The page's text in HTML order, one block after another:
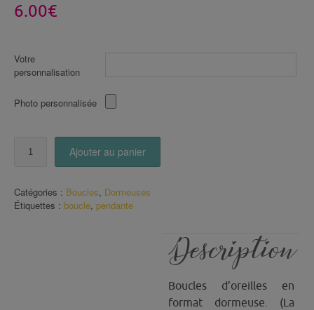
6.00€
Votre
personnalisation
Photo personnalisée
(182)
Ajouter au panier
Catégories : Boucles, Dormeuses
Étiquettes : boucle, pendante
Description
Boucles d’oreilles en
format dormeuse. (La